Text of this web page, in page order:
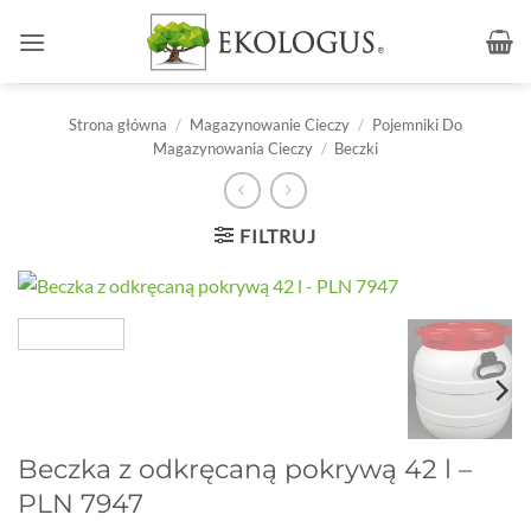
Strona główna / Magazynowanie Cieczy / Pojemniki Do
Magazynowania Cieczy / Beczki
FILTRUJ
Beczka z odkręcaną pokrywą 42 l –
PLN 7947